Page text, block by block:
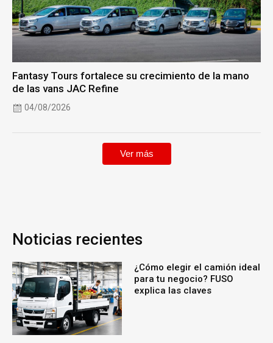
Fantasy Tours fortalece su crecimiento de la mano
de las vans JAC Refine
04/08/2026
Ver más
Noticias recientes
¿Cómo elegir el camión ideal
para tu negocio? FUSO
explica las claves